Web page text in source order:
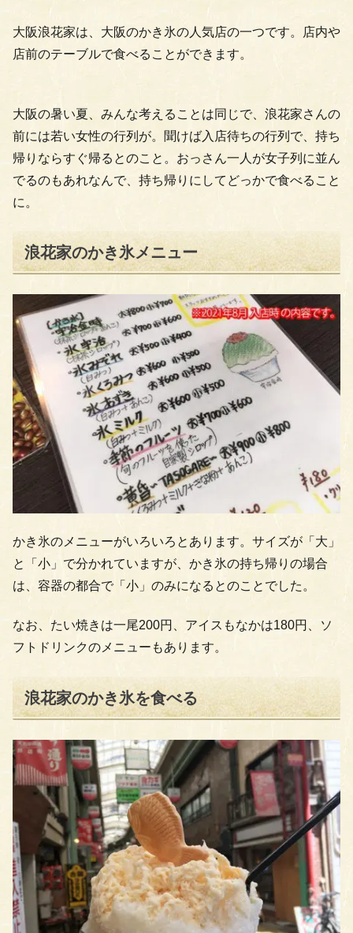
大阪浪花家は、大阪のかき氷の人気店の一つです。店内や
店前のテーブルで食べることができます。
大阪の暑い夏、みんな考えることは同じで、浪花家さんの
前には若い女性の行列が。聞けば入店待ちの行列で、持ち
帰りならすぐ帰るとのこと。おっさん一人が女子列に並ん
でるのもあれなんで、持ち帰りにしてどっかで食べること
に。
浪花家のかき氷メニュー
かき氷のメニューがいろいろとあります。サイズが「大」
と「小」で分かれていますが、かき氷の持ち帰りの場合
は、容器の都合で「小」のみになるとのことでした。
なお、たい焼きは一尾200円、アイスもなかは180円、ソ
フトドリンクのメニューもあります。
浪花家のかき氷を食べる